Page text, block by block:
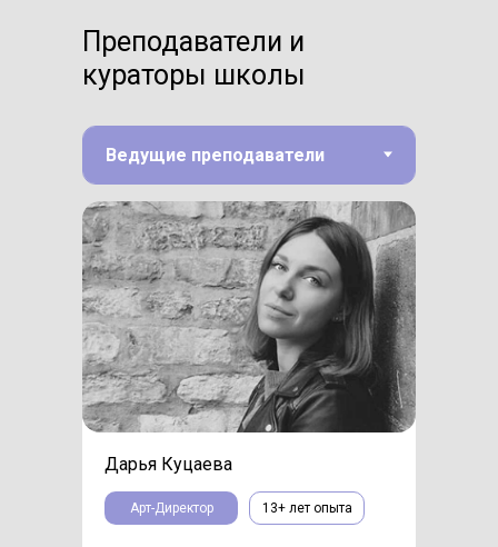
Преподаватели и
кураторы школы
13+ лет опыта
Арт-Директор
Дарья Куцаева